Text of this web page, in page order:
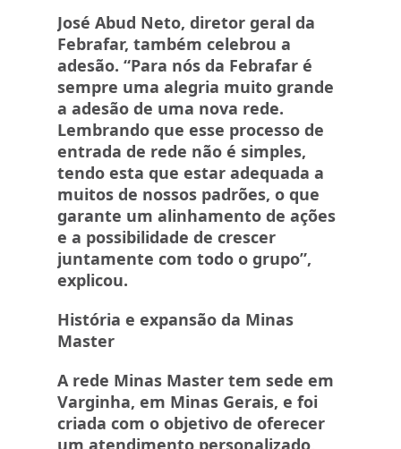
José Abud Neto, diretor geral da
Febrafar, também celebrou a
adesão. “Para nós da Febrafar é
sempre uma alegria muito grande
a adesão de uma nova rede.
Lembrando que esse processo de
entrada de rede não é simples,
tendo esta que estar adequada a
muitos de nossos padrões, o que
garante um alinhamento de ações
e a possibilidade de crescer
juntamente com todo o grupo”,
explicou.
História e expansão da Minas
Master
A rede Minas Master tem sede em
Varginha, em Minas Gerais, e foi
criada com o objetivo de oferecer
um atendimento personalizado,